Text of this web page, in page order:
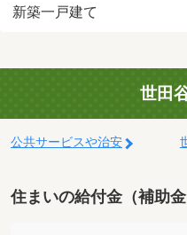
新築一戸建て
世田
公共サービスや治安
住まいの給付金（補助金